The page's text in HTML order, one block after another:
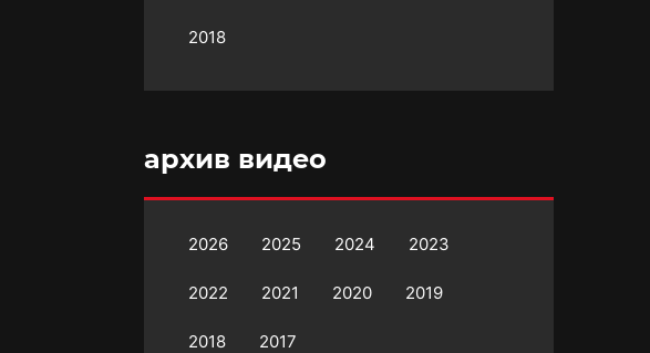
2018
архив видео
2026 2025 2024 2023
2022 2021 2020 2019
2018 2017